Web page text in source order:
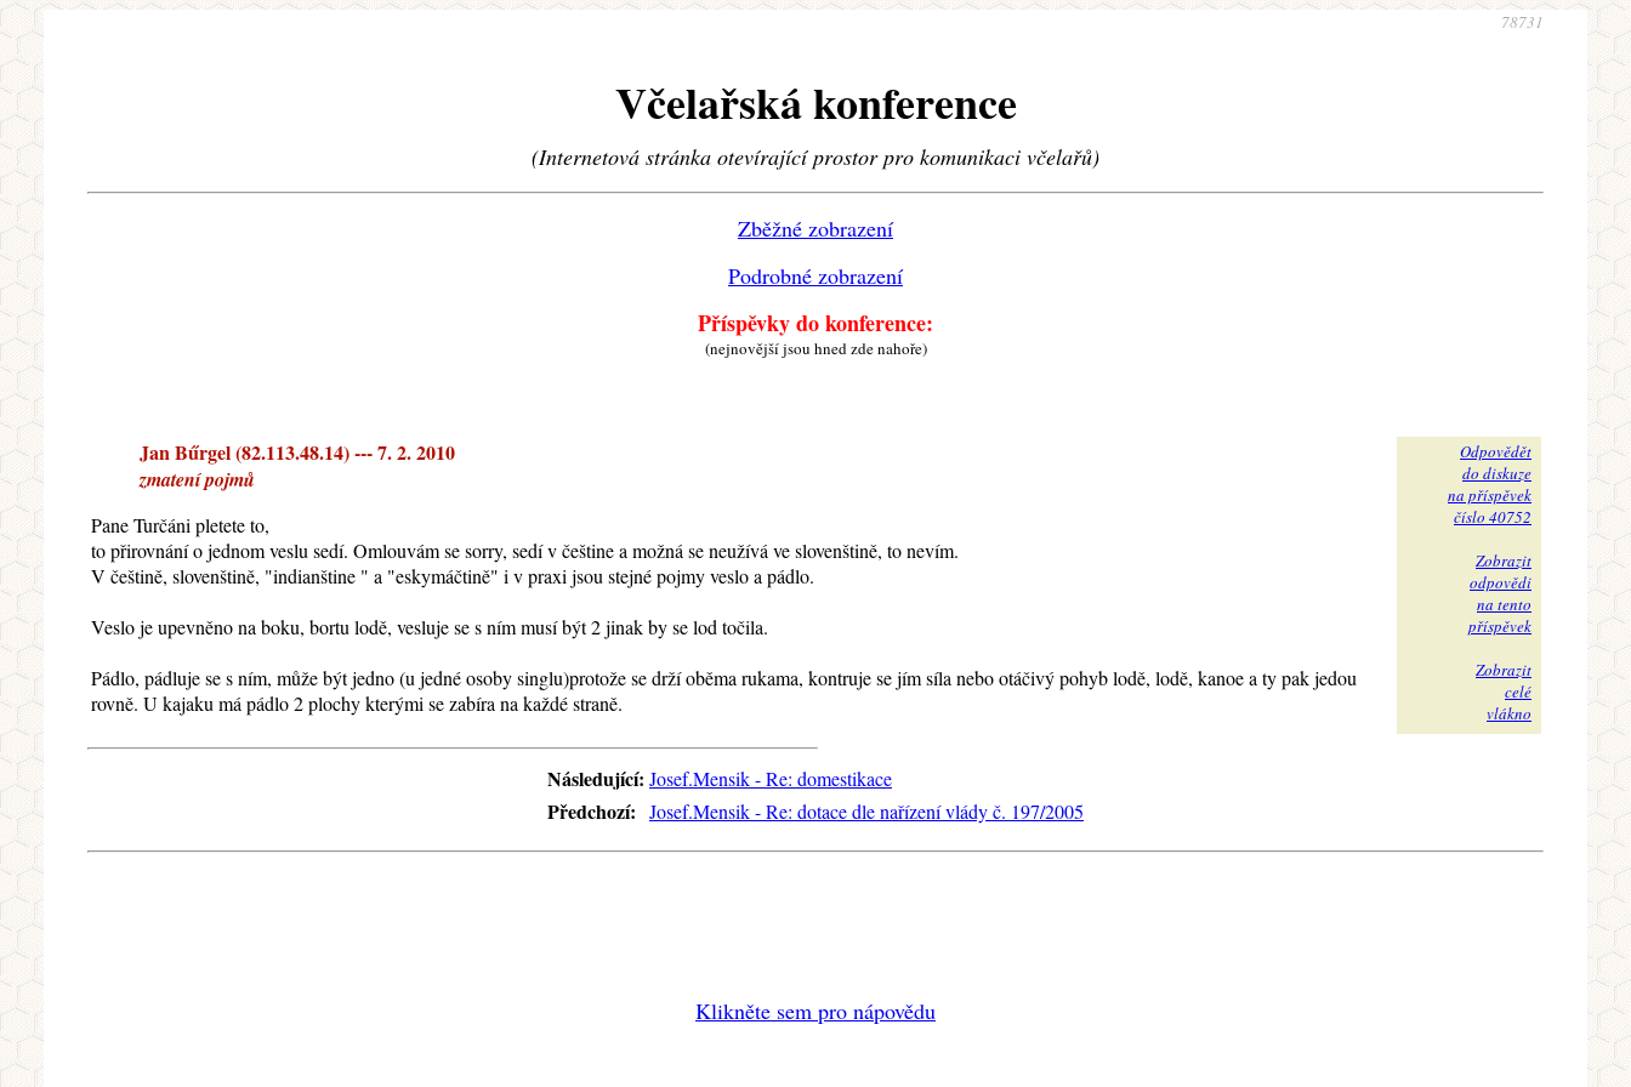
78731
Včelařská konference
(Internetová stránka otevírající prostor pro komunikaci včelařů)
Zběžné zobrazení
Podrobné zobrazení
Příspěvky do konference:
(nejnovější jsou hned zde nahoře)
Jan Bűrgel (82.113.48.14) --- 7. 2. 2010
zmatení pojmů
Pane Turčáni pletete to,
to přirovnání o jednom veslu sedí. Omlouvám se sorry, sedí v češtine a možná se neužívá ve slovenštině, to nevím.
V češtině, slovenštině, "indianštine " a "eskymáčtině" i v praxi jsou stejné pojmy veslo a pádlo.
Veslo je upevněno na boku, bortu lodě, vesluje se s ním musí být 2 jinak by se lod točila.
Pádlo, pádluje se s ním, může být jedno (u jedné osoby singlu)protože se drží oběma rukama, kontruje se jím síla nebo otáčivý pohyb lodě, lodě, kanoe a ty pak jedou
rovně. U kajaku má pádlo 2 plochy kterými se zabíra na každé straně.
Odpovědět
do diskuze
na příspěvek
číslo 40752
Zobrazit
odpovědi
na tento
příspěvek
Zobrazit
celé
vlákno
Následující: Josef.Mensik - Re: domestikace
Předchozí: Josef.Mensik - Re: dotace dle nařízení vlády č. 197/2005
Klikněte sem pro nápovědu